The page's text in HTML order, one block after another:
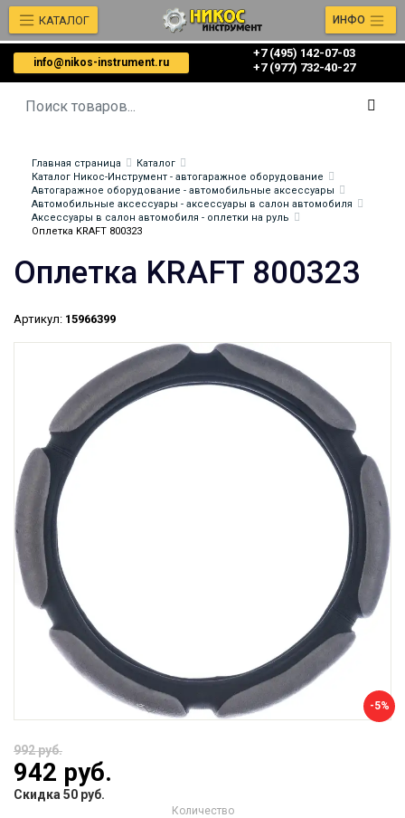
info@nikos-instrument.ru
+7 (495) 142-07-03
‎‎+7 (977) 732-40-27
КАТАЛОГ ИНФО
Главная страница
Каталог
Каталог Никос-Инструмент - автогаражное оборудование
Автогаражное оборудование - автомобильные аксессуары
Автомобильные аксессуары - аксессуары в салон автомобиля
Аксессуары в салон автомобиля - оплетки на руль
Оплетка KRAFT 800323
Оплетка KRAFT 800323
Артикул: 15966399
-5%
992 руб.
942 руб.
Скидка 50 руб.
Количество